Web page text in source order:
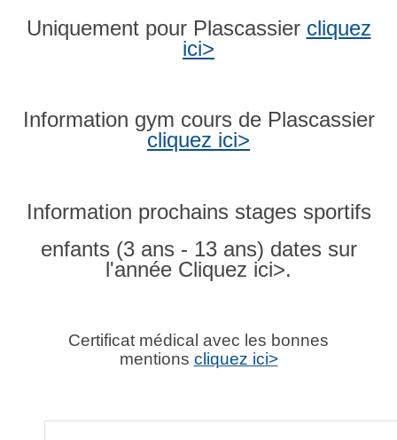
Uniquement pour Plascassier cliquez
ici>
Information gym cours de Plascassier
cliquez ici>
Information prochains stages sportifs
enfants (3 ans - 13 ans) dates sur
l'année Cliquez ici>.
Certificat médical avec les bonnes
mentions cliquez ici>